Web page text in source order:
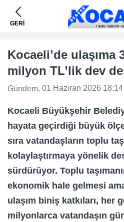
GERİ
Kocaeli’de ulaşıma
milyon TL’lik dev
Gündem, 01 Haziran 2026 18:14
Kocaeli Büyükşehir
hayata geçirdiği büyük
sıra vatandaşların toplu
kolaylaştırmaya yönelik
sürdürüyor. Toplu
ekonomik hale gelmesi
ulaşım biniş katkıları, her
milyonlarca vatandaşın